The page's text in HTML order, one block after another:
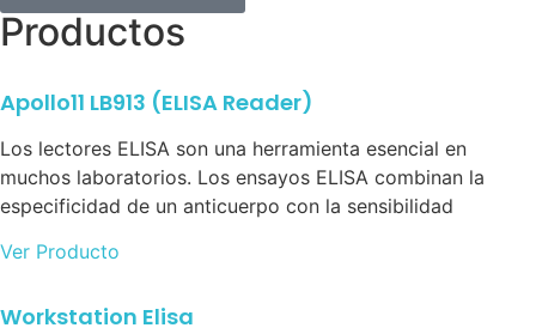
Productos
Apollo11 LB913 (ELISA Reader)
Los lectores ELISA son una herramienta esencial en
muchos laboratorios. Los ensayos ELISA combinan la
especificidad de un anticuerpo con la sensibilidad
Ver Producto
Workstation Elisa